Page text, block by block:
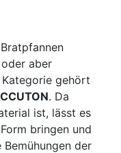
aber
gehört
. Da
ist, lässt es
bringen und
der